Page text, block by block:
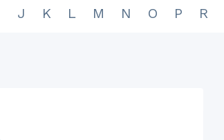
J K L M N O P R